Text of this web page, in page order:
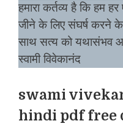
हमारा कर्तव्य है कि हम
जीने के लिए संघर्ष करने के
साथ सत्य को यथासंभव
स्वामी विवेकानंद
swami
hindi pdf free